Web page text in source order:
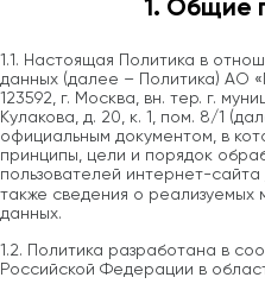
1. Общие
1.1. Настоящая Политика в
данных (далее – Политика) АО
123592, г. Москва, вн. тер. г.
Кулакова, д. 20, к. 1, пом. 8/1
официальным документом, в
принципы, цели и порядок
пользователей интернет-сайта
также сведения о
данных.
1.2. Политика разработана в
Российской Федерации в